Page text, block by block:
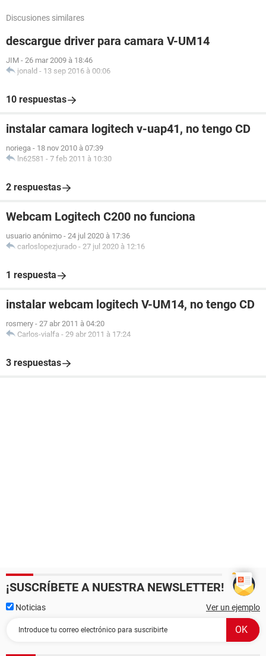
Discusiones similares
descargue driver para camara V-UM14
JIM - 26 mar 2009 à 18:46
jonald - 13 sep 2016 à 00:06
10 respuestas
instalar camara logitech v-uap41, no tengo CD
noriega - 18 nov 2010 à 07:39
ln62581 - 7 feb 2011 à 10:30
2 respuestas
Webcam Logitech C200 no funciona
usuario anónimo - 24 jul 2020 à 17:36
carloslopezjurado - 27 jul 2020 à 12:16
1 respuesta
instalar webcam logitech V-UM14, no tengo CD
rosmery - 27 abr 2011 à 04:20
Carlos-vialfa - 29 abr 2011 à 17:24
3 respuestas
¡SUSCRÍBETE A NUESTRA NEWSLETTER!
Noticias Ver un ejemplo